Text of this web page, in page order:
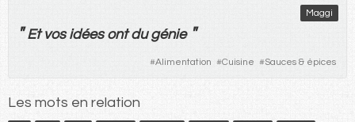
Maggi
" Et vos idées ont du génie "
#Alimentation #Cuisine #Sauces & épices
Les mots en relation